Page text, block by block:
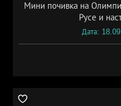
Мини почивка на
Русе и
Дата: